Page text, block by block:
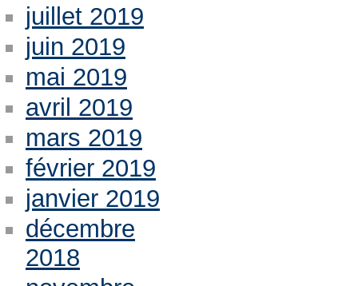
juillet 2019
juin 2019
mai 2019
avril 2019
mars 2019
février 2019
janvier 2019
décembre
2018